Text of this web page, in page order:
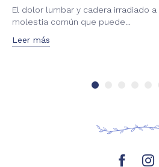
El dolor lumbar y cadera irradiado
molestia común que puede...
Leer más